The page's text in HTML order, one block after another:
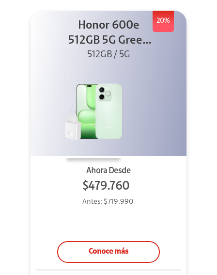
20%
Honor 600e
512GB 5G Green
+ 45W
512GB / 5G
Ahora Desde
$479.760
Antes: $719.990
Conoce más